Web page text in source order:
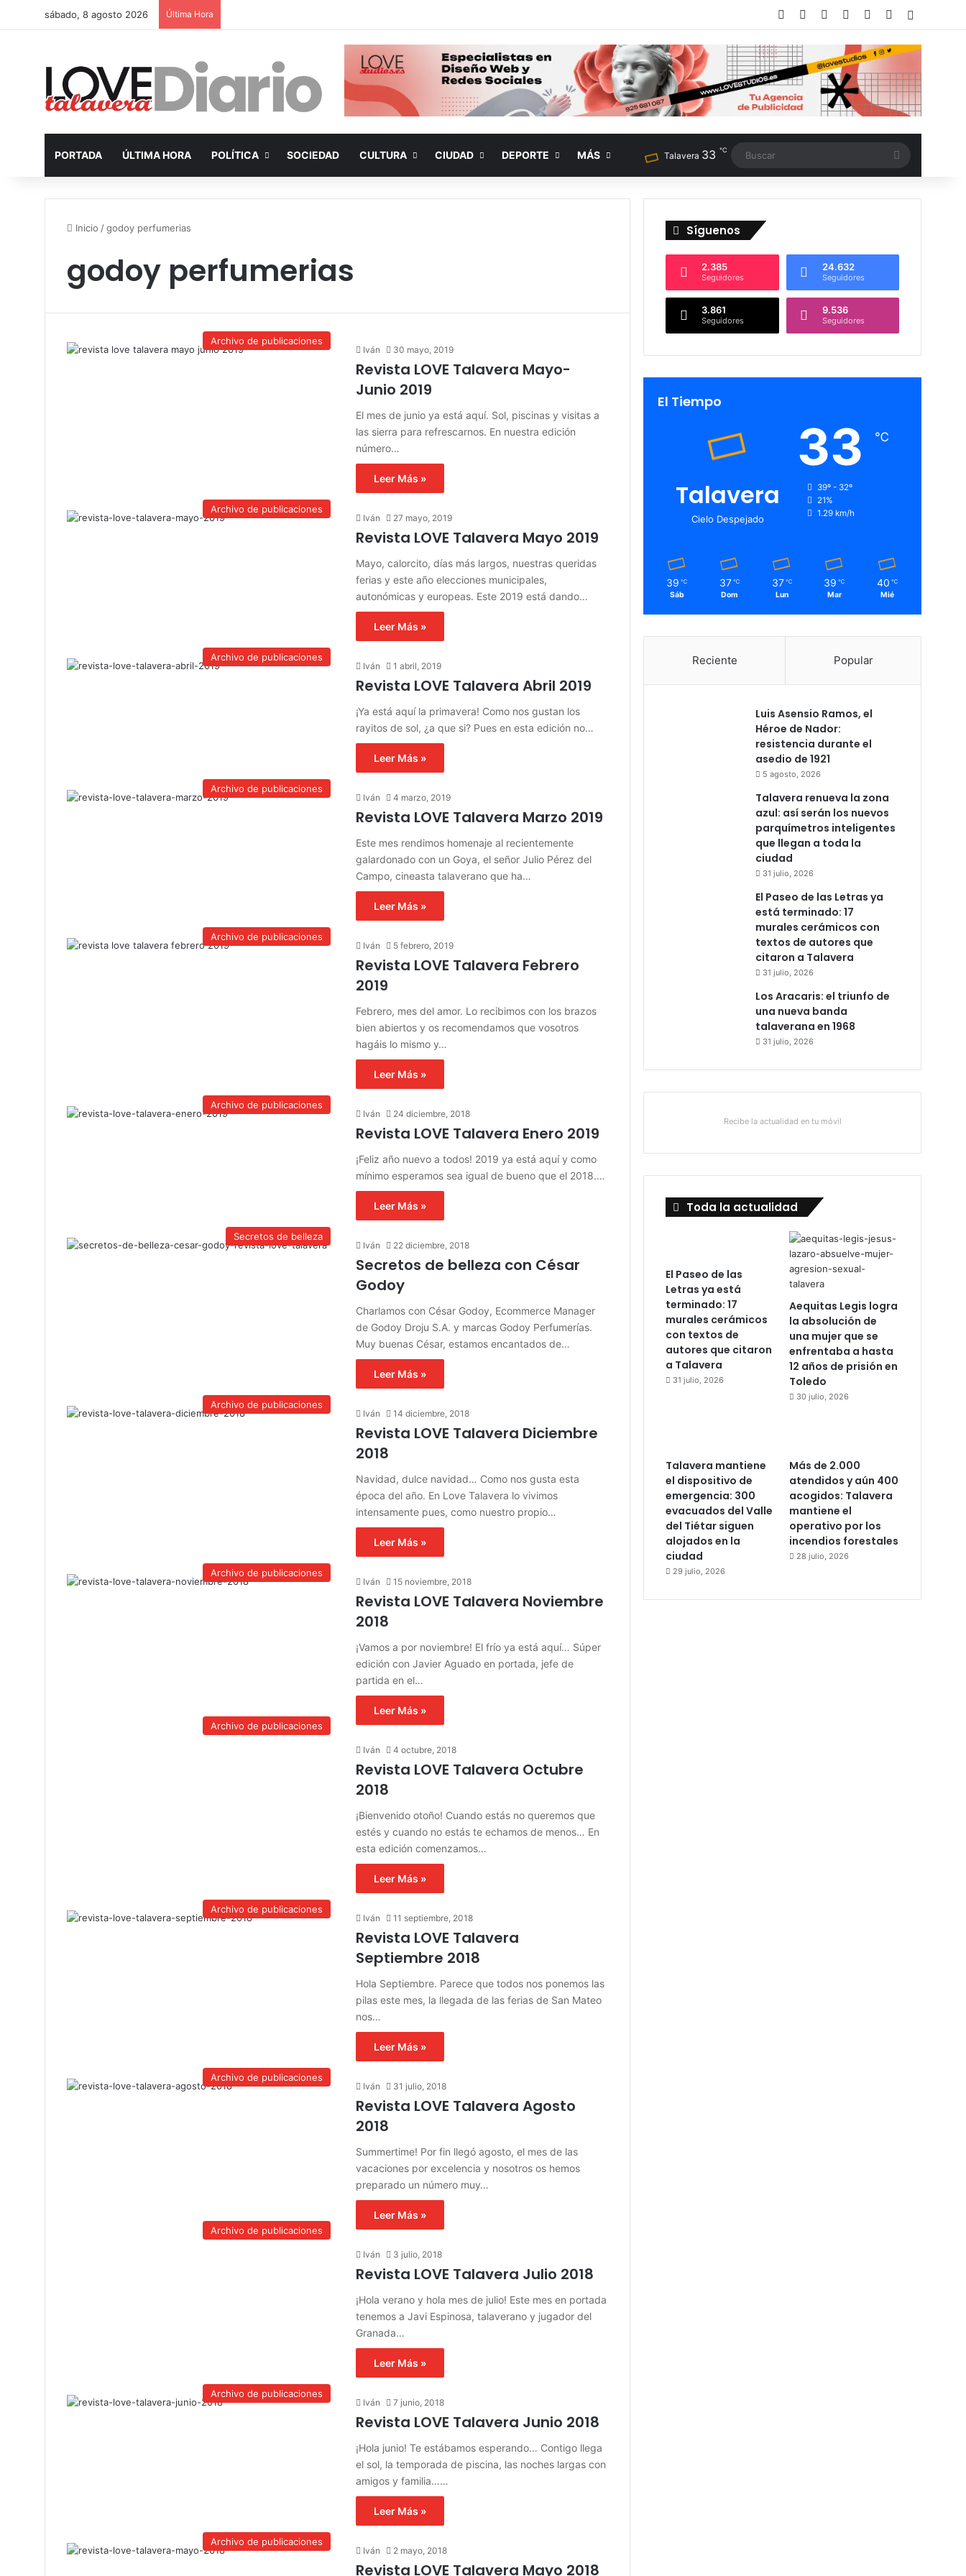
sábado, 8 agosto 2026 Última Hora Facebook LinkedInInstagram
TikTokRSS
PORTADA ÚLTIMA HORA POLÍTICA SOCIEDAD CULTURA CIUDAD DEPORTE MÁS Talavera 33 ℃
Inicio /godoy perfumerias
godoy perfumerias
Archivo de publicaciones
Iván 30 mayo, 2019
Revista LOVE Talavera Mayo-
Junio 2019
El mes de junio ya está aquí. Sol, piscinas y visitas a
las sierra para refrescarnos. En nuestra edición
número…
Leer Más »
Archivo de publicaciones
Iván 27 mayo, 2019
Revista LOVE Talavera Mayo 2019
Mayo, calorcito, días más largos, nuestras queridas
ferias y este año elecciones municipales,
autonómicas y europeas. Este 2019 está dando…
Leer Más »
Archivo de publicaciones
Iván 1 abril, 2019
Revista LOVE Talavera Abril 2019
¡Ya está aquí la primavera! Como nos gustan los
rayitos de sol, ¿a que si? Pues en esta edición no…
Leer Más »
Archivo de publicaciones
Iván 4 marzo, 2019
Revista LOVE Talavera Marzo 2019
Este mes rendimos homenaje al recientemente
galardonado con un Goya, el señor Julio Pérez del
Campo, cineasta talaverano que ha…
Leer Más »
Archivo de publicaciones
Iván 5 febrero, 2019
Revista LOVE Talavera Febrero
2019
Febrero, mes del amor. Lo recibimos con los brazos
bien abiertos y os recomendamos que vosotros
hagáis lo mismo y…
Leer Más »
Archivo de publicaciones
Iván 24 diciembre, 2018
Revista LOVE Talavera Enero 2019
¡Feliz año nuevo a todos! 2019 ya está aquí y como
mínimo esperamos sea igual de bueno que el 2018.…
Leer Más »
Secretos de belleza
Iván 22 diciembre, 2018
Secretos de belleza con César
Godoy
Charlamos con César Godoy, Ecommerce Manager
de Godoy Droju S.A. y marcas Godoy Perfumerías.
Muy buenas César, estamos encantados de…
Leer Más »
Archivo de publicaciones
Iván 14 diciembre, 2018
Revista LOVE Talavera Diciembre
2018
Navidad, dulce navidad… Como nos gusta esta
época del año. En Love Talavera lo vivimos
intensamente pues, como nuestro propio…
Leer Más »
Archivo de publicaciones
Iván 15 noviembre, 2018
Revista LOVE Talavera Noviembre
2018
¡Vamos a por noviembre! El frío ya está aquí… Súper
edición con Javier Aguado en portada, jefe de
partida en el…
Leer Más »
Archivo de publicaciones
Iván 4 octubre, 2018
Revista LOVE Talavera Octubre
2018
¡Bienvenido otoño! Cuando estás no queremos que
estés y cuando no estás te echamos de menos… En
esta edición comenzamos…
Leer Más »
Archivo de publicaciones
Iván 11 septiembre, 2018
Revista LOVE Talavera
Septiembre 2018
Hola Septiembre. Parece que todos nos ponemos las
pilas este mes, la llegada de las ferias de San Mateo
nos…
Leer Más »
Archivo de publicaciones
Iván 31 julio, 2018
Revista LOVE Talavera Agosto
2018
Summertime! Por fin llegó agosto, el mes de las
vacaciones por excelencia y nosotros os hemos
preparado un número muy…
Leer Más »
Archivo de publicaciones
Iván 3 julio, 2018
Revista LOVE Talavera Julio 2018
¡Hola verano y hola mes de julio! Este mes en portada
tenemos a Javi Espinosa, talaverano y jugador del
Granada…
Leer Más »
Archivo de publicaciones
Iván 7 junio, 2018
Revista LOVE Talavera Junio 2018
¡Hola junio! Te estábamos esperando… Contigo llega
el sol, la temporada de piscina, las noches largas con
amigos y familia……
Leer Más »
Archivo de publicaciones
Iván 2 mayo, 2018
Revista LOVE Talavera Mayo 2018
Síguenos
2.385
Seguidores
24.632
Seguidores
3.861
Seguidores
9.536
Seguidores
El Tiempo
Talavera
Cielo Despejado
33 ℃
39º - 32º
21%
1.29 km/h
39 ℃
Sáb
37 ℃
Dom
37 ℃
Lun
39 ℃
Mar
40 ℃
Mié
Reciente Popular
Luis Asensio Ramos, el
Héroe de Nador:
resistencia durante el
asedio de 1921
5 agosto, 2026
Talavera renueva la zona
azul: así serán los nuevos
parquímetros inteligentes
que llegan a toda la
ciudad
31 julio, 2026
El Paseo de las Letras ya
está terminado: 17
murales cerámicos con
textos de autores que
citaron a Talavera
31 julio, 2026
Los Aracaris: el triunfo de
una nueva banda
talaverana en 1968
31 julio, 2026
Recibe la actualidad en tu móvil
Toda la actualidad
El Paseo de las
Letras ya está
terminado: 17
murales cerámicos
con textos de
autores que citaron
a Talavera
31 julio, 2026
Aequitas Legis logra
la absolución de
una mujer que se
enfrentaba a hasta
12 años de prisión en
Toledo
30 julio, 2026
Talavera mantiene
el dispositivo de
emergencia: 300
evacuados del Valle
del Tiétar siguen
alojados en la
ciudad
29 julio, 2026
Más de 2.000
atendidos y aún 400
acogidos: Talavera
mantiene el
operativo por los
incendios forestales
28 julio, 2026